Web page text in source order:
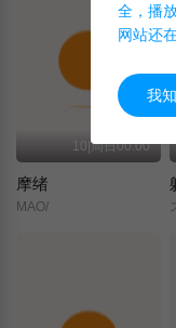
10|周日00:00
摩绪
MAO/
全，播
网站还
我